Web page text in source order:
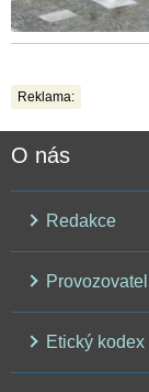
Reklama:
O nás
Redakce
Etický kodex